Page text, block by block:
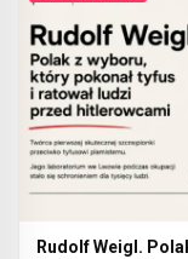
Rudolf Weigl.